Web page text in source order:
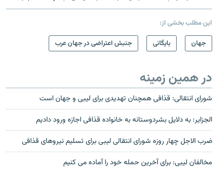
این مطلب بخشی از:
جهان
بایگانی جنبش اعتراضی در جهان عرب
در همین زمینه
شورای انتقالی: قذافی همچنان تهدیدی برای لیبی و جهان است
الجزایر: به دلایل بشردوستانه به خانواده قذافی اجازه ورود دادیم
ضرب الاجل چهار روزه شورای انتقالی لیبی برای تسلیم نیروهای قذافی
مخالفان ليبی: برای آخرين حمله خود را آماده می کنيم